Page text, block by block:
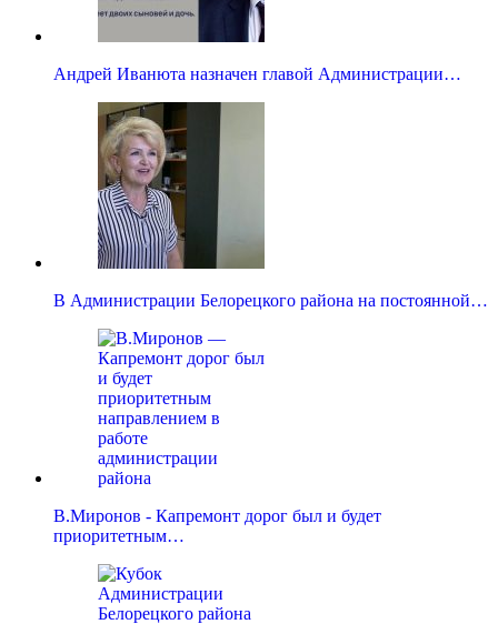
Андрей Иванюта назначен главой Администрации…
В Администрации Белорецкого района на постоянной…
В.Миронов - Капремонт дорог был и будет
приоритетным…